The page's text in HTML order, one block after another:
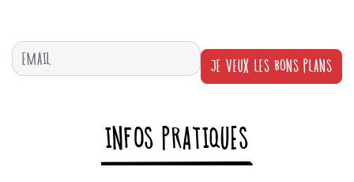
JE VEUX LES BONS PLANS
INFOS PRATIQUES